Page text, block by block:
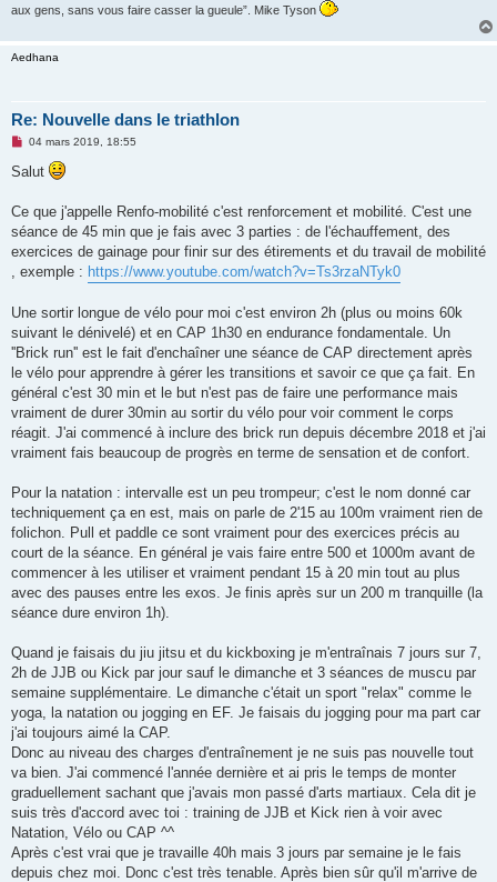
aux gens, sans vous faire casser la gueule”. Mike Tyson
Aedhana
Re: Nouvelle dans le triathlon
M
s
s
g
e
n
o
n
l
04 mars 2019, 18:55
Salut
Ce que j'appelle Renfo-mobilité c'est renforcement et mobilité. C'est une
séance de 45 min que je fais avec 3 parties : de l'échauffement, des
exercices de gainage pour finir sur des étirements et du travail de mobilité
, exemple : https://www.youtube.com/watch?v=Ts3rzaNTyk0
Une sortir longue de vélo pour moi c'est environ 2h (plus ou moins 60k
suivant le dénivelé) et en CAP 1h30 en endurance fondamentale. Un
''Brick run'' est le fait d'enchaîner une séance de CAP directement après
le vélo pour apprendre à gérer les transitions et savoir ce que ça fait. En
général c'est 30 min et le but n'est pas de faire une performance mais
vraiment de durer 30min au sortir du vélo pour voir comment le corps
réagit. J'ai commencé à inclure des brick run depuis décembre 2018 et j'ai
vraiment fais beaucoup de progrès en terme de sensation et de confort.
Pour la natation : intervalle est un peu trompeur; c'est le nom donné car
techniquement ça en est, mais on parle de 2'15 au 100m vraiment rien de
folichon. Pull et paddle ce sont vraiment pour des exercices précis au
court de la séance. En général je vais faire entre 500 et 1000m avant de
commencer à les utiliser et vraiment pendant 15 à 20 min tout au plus
avec des pauses entre les exos. Je finis après sur un 200 m tranquille (la
séance dure environ 1h).
Quand je faisais du jiu jitsu et du kickboxing je m'entraînais 7 jours sur 7,
2h de JJB ou Kick par jour sauf le dimanche et 3 séances de muscu par
semaine supplémentaire. Le dimanche c'était un sport "relax" comme le
yoga, la natation ou jogging en EF. Je faisais du jogging pour ma part car
j'ai toujours aimé la CAP.
Donc au niveau des charges d'entraînement je ne suis pas nouvelle tout
va bien. J'ai commencé l'année dernière et ai pris le temps de monter
graduellement sachant que j'avais mon passé d'arts martiaux. Cela dit je
suis très d'accord avec toi : training de JJB et Kick rien à voir avec
Natation, Vélo ou CAP ^^
Après c'est vrai que je travaille 40h mais 3 jours par semaine je le fais
depuis chez moi. Donc c'est très tenable. Après bien sûr qu'il m'arrive de